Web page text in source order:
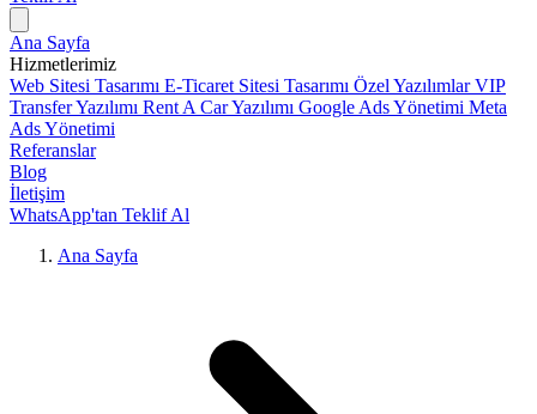
Ana Sayfa
Hizmetlerimiz
Web Sitesi Tasarımı E-Ticaret Sitesi Tasarımı Özel YazılımlarVIP
Transfer Yazılımı Rent A Car Yazılımı Google Ads Yönetimi Meta
Ads Yönetimi
Referanslar
Blog
İletişim
WhatsApp'tan Teklif Al
Ana Sayfa